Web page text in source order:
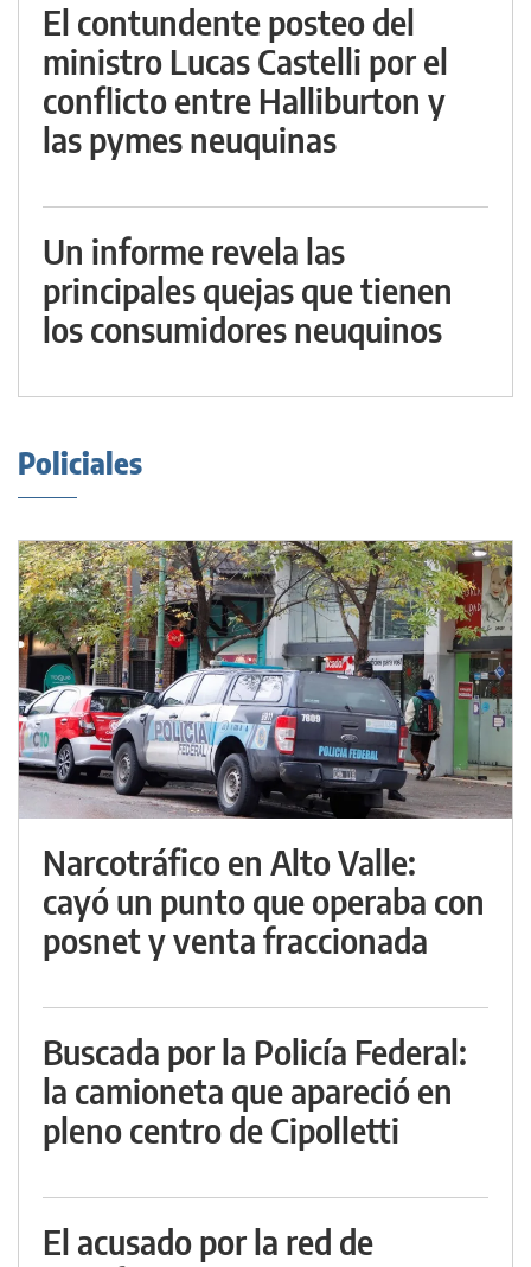
El contundente posteo del
ministro Lucas Castelli por el
conflicto entre Halliburton y
las pymes neuquinas
Un informe revela las
principales quejas que tienen
los consumidores neuquinos
Policiales
Narcotráfico en Alto Valle:
cayó un punto que operaba con
posnet y venta fraccionada
Buscada por la Policía Federal:
la camioneta que apareció en
pleno centro de Cipolletti
El acusado por la red de